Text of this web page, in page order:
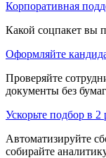
Корпоративная
Какой соцпакет вы
Оформляйте
Проверяйте
документы без
Ускорьте подбор в 2
Автоматизируйте
собирайте